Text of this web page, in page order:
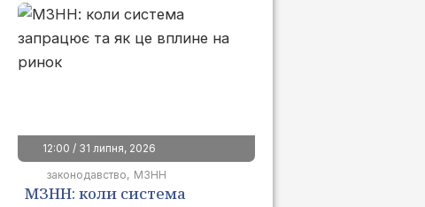
12:00 / 31 липня, 2026
законодавство
МЗНН
МЗНН: коли система